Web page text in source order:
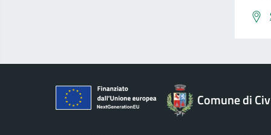
Comune di